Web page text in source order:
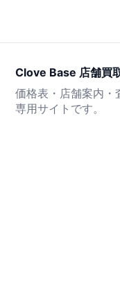
Clove Base 店舗買
価格表・店舗案内・
専用サイトです。